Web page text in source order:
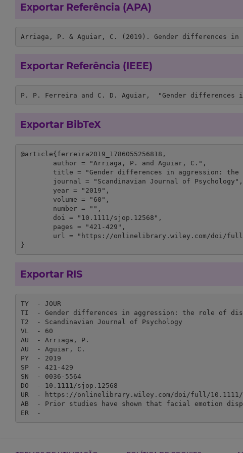
Exportar Referência (APA)
Arriaga, P. & Aguiar, C. (2019). Gender differences
Exportar Referência (IEEE)
P. P. Ferreira and C. D. Aguiar,  "Gender
Exportar BibTeX
@article{ferreira2019_1786055256818,
}
Exportar RIS
TY  - JOUR
TI  - Gender differences in aggression: the role of
T2  - Scandinavian Journal of Psychology
VL  - 60
AU  - Arriaga, P.
AU  - Aguiar, C.
PY  - 2019
SP  - 421-429
SN  - 0036-5564
DO  - 10.1111/sjop.12568
UR  - https://onlinelibrary.wiley.com/doi/full/10.1111/
AB  - Prior studies have shown that facial emotion
ER  -